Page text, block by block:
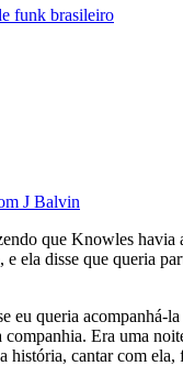
funk brasileiro
J Balvin
que Knowles
ela disse que queria
eu queria acompanhá-
Era uma
história, cantar com